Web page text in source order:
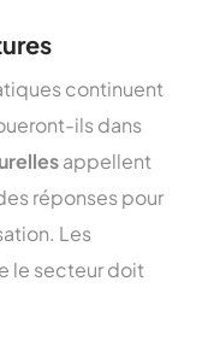
continuent
ils dans
appellent
réponses pour
Les
le secteur doit